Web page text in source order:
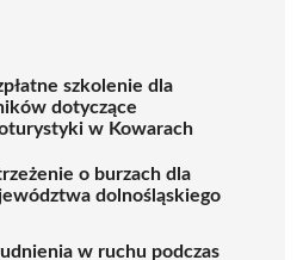
szkolenie dla
dotyczące
w Kowarach
o burzach dla
dolnośląskiego
w ruchu podczas